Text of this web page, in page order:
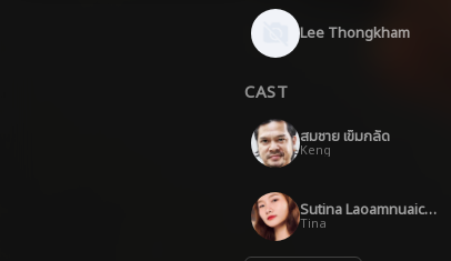
Lee Thongkham
CAST
สมชาย เข็มกลัด
Keng
Sutina Laoamnuaichai
Tina